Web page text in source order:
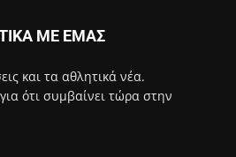
ΜΕ ΕΜΑΣ
και τα αθλητικά νέα.
ότι συμβαίνει τώρα στην